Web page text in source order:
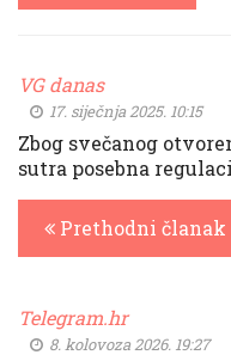
VG danas
17. siječnja 2025. 10:15
Zbog svečanog
sutra posebna
Prethodni članak
Telegram.hr
8. kolovoza 2026. 19:27